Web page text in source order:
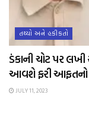
તથ્યો અને હકીકતો
ડંકાની ચોટ પર
આવશે ફરી આફતનો
JULY 11, 2023